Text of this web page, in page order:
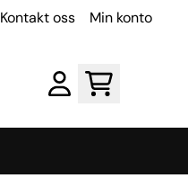
Kontakt oss Min konto